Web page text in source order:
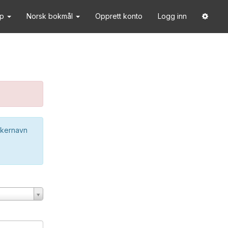
Norsk bokmål Opprett konto Logg inn